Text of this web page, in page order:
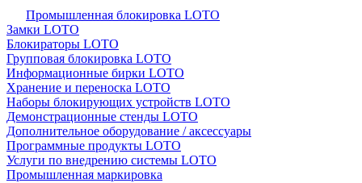
Промышленная блокировка LOTO
Замки LOTO
Блокираторы LOTO
Групповая блокировка LOTO
Информационные бирки LOTO
Хранение и переноска LOTO
Наборы блокирующих устройств LOTO
Демонстрационные стенды LOTO
Дополнительное оборудование / аксессуары
Программные продукты LOTO
Услуги по внедрению системы LOTO
Промышленная маркировка